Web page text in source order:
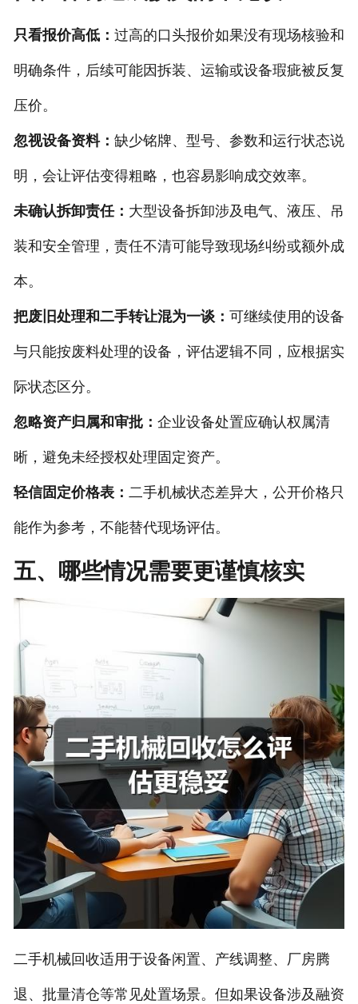
只看报价高低： 过高的口头报价如果没有现场核验和
明确条件，后续可能因拆装、运输或设备瑕疵被反复
压价。
忽视设备资料： 缺少铭牌、型号、参数和运行状态说
明，会让评估变得粗略，也容易影响成交效率。
未确认拆卸责任： 大型设备拆卸涉及电气、液压、吊
装和安全管理，责任不清可能导致现场纠纷或额外成
本。
把废旧处理和二手转让混为一谈： 可继续使用的设备
与只能按废料处理的设备，评估逻辑不同，应根据实
际状态区分。
忽略资产归属和审批： 企业设备处置应确认权属清
晰，避免未经授权处理固定资产。
轻信固定价格表： 二手机械状态差异大，公开价格只
能作为参考，不能替代现场评估。
五、哪些情况需要更谨慎核实
二手机械回收适用于设备闲置、产线调整、厂房腾
退、批量清仓等常见处置场景。但如果设备涉及融资